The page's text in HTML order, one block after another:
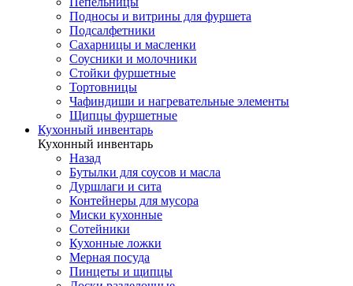
Подносы и витрины для фуршета
Подсалфетники
Сахарницы и масленки
Соусники и молочники
Стойки фуршетные
Тортовницы
Чафиндиши и нагревательные элементы
Щипцы фуршетные
Кухонный инвентарь
Кухонный инвентарь
Назад
Бутылки для соусов и масла
Дуршлаги и сита
Контейнеры для мусора
Миски кухонные
Сотейники
Кухонные ложки
Мерная посуда
Пинцеты и щипцы